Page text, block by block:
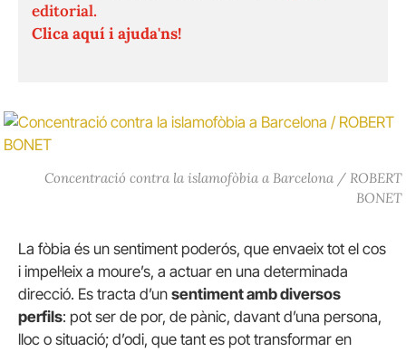
editorial.
Clica aquí i ajuda'ns!
Concentració contra la islamofòbia a Barcelona / ROBERT
BONET
La fòbia és un sentiment poderós, que envaeix tot el cos
i impel·leix a moure’s, a actuar en una determinada
direcció. Es tracta d’un sentiment amb diversos
perfils: pot ser de por, de pànic, davant d’una persona,
lloc o situació; d’odi, que tant es pot transformar en